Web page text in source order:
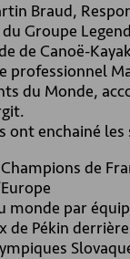
Braud,
Groupe
de Canoë-
professionnel
du Monde,
ont enchainé les
de
monde par
de Pékin